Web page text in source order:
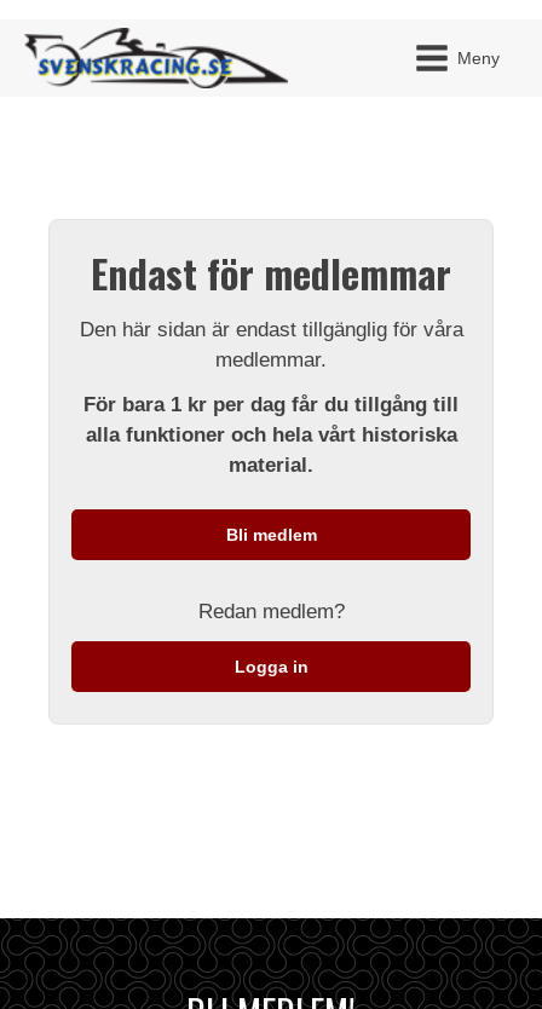
Meny
Endast för medlemmar
Den här sidan är endast tillgänglig för våra
medlemmar.
För bara 1 kr per dag får du tillgång till
alla funktioner och hela vårt historiska
material.
Bli medlem
Redan medlem?
Logga in